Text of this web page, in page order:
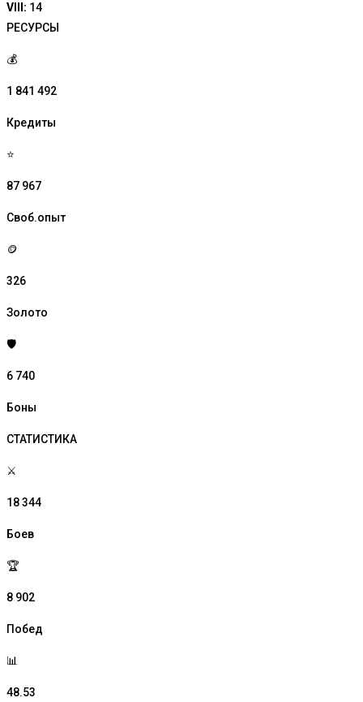
VIII: 14
РЕСУРСЫ
💰
1 841 492
Кредиты
⭐
87 967
Своб.опыт
🪙
326
Золото
🛡️
6 740
Боны
СТАТИСТИКА
⚔️
18 344
Боев
🏆
8 902
Побед
📊
48.53